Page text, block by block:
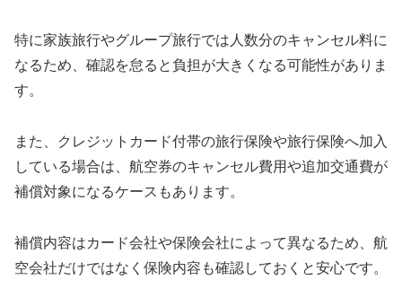
特に家族旅行やグループ旅行では人数分のキャンセル料に
なるため、確認を怠ると負担が大きくなる可能性がありま
す。
また、クレジットカード付帯の旅行保険や旅行保険へ加入
している場合は、航空券のキャンセル費用や追加交通費が
補償対象になるケースもあります。
補償内容はカード会社や保険会社によって異なるため、航
空会社だけではなく保険内容も確認しておくと安心です。